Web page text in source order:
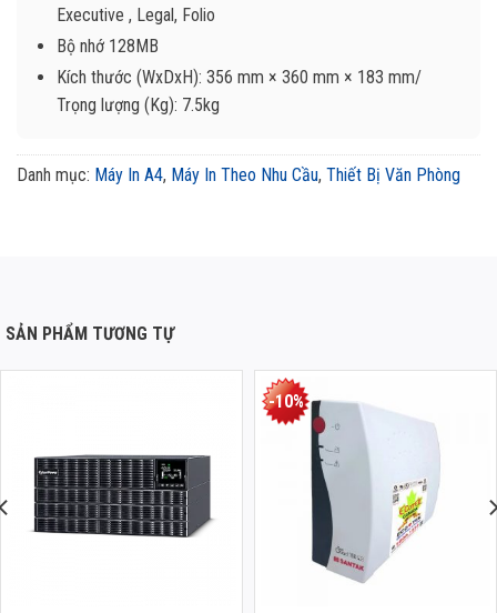
Executive , Legal, Folio
Bộ nhớ 128MB
Kích thước (WxDxH): 356 mm × 360 mm × 183 mm/
Trọng lượng (Kg): 7.5kg
Danh mục: Máy In A4, Máy In Theo Nhu Cầu, Thiết Bị Văn Phòng
SẢN PHẨM TƯƠNG TỰ
-10%